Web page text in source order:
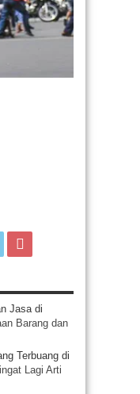
Jasa di
Barang dan
Terbuang di
Lagi Arti